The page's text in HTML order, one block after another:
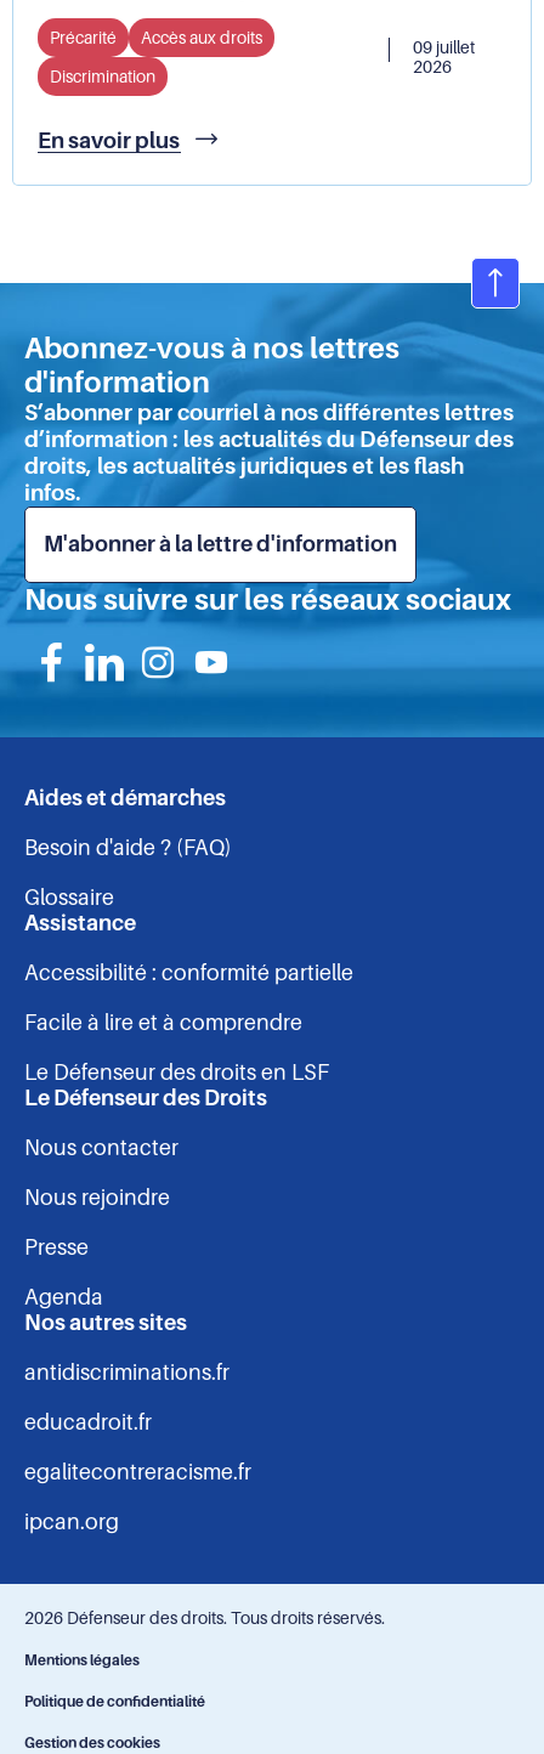
Précarité
Accès aux droits
Discrimination
09 juillet
2026
En savoir plus
Accès
droits
situation
précarité
que
retenir
de
l'enquête
?
de
Abonnez-vous à nos lettres
d'information
S’abonner par courriel à nos différentes lettres
d’information : les actualités du Défenseur des
droits, les actualités juridiques et les flash
infos.
M'abonner à la lettre d'information
Nous suivre sur les réseaux sociaux
Suivez-
nous
sur
Suivez-
nous
sur
Suivez-
nous
sur
Suivez-
nous
Navigation
-
pied
de
page
Aides et démarches
Besoin d'aide ? (FAQ)
Glossaire
Assistance
Accessibilité : conformité partielle
Facile à lire et à comprendre
Le Défenseur des droits en LSF
Le Défenseur des Droits
Nous contacter
Nous rejoindre
Presse
Agenda
Nos autres sites
antidiscriminations.fr
educadroit.fr
egalitecontreracisme.fr
ipcan.org
2026 Défenseur des droits. Tous droits réservés.
Navigation
-
Mentions légales
Politique de confidentialité
Gestion des cookies